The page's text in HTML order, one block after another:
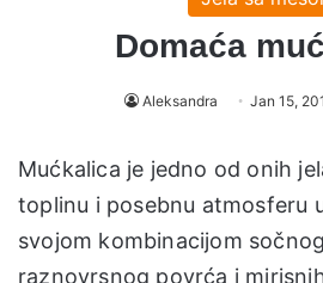
Domaća
Aleksandra Jan 15,
Mućkalica je jedno od onih
toplinu i posebnu atmosferu
svojom kombinacijom
raznovrsnog povrća i